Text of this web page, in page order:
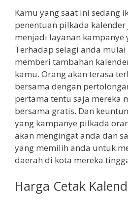
Kamu yang saat ini sedang
penentuan pilkada
menjadi layanan kampanye
Terhadap selagi anda
memberi tambahan
kamu. Orang akan terasa
bersama dengan
pertama tentu saja mereka
bersama gratis. Dan
yang kampanye pilkada
akan mengingat anda dan
yang memilih anda untuk
daerah di kota mereka
Harga Cetak